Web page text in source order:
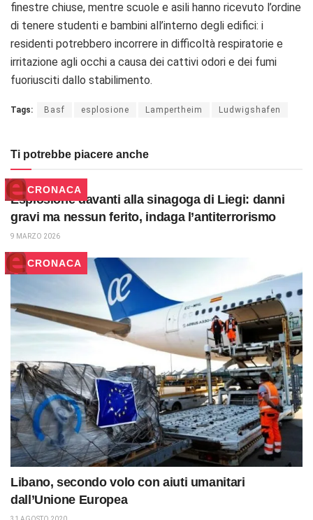
finestre chiuse, mentre scuole e asili hanno ricevuto l’ordine
di tenere studenti e bambini all’interno degli edifici: i
residenti potrebbero incorrere in difficoltà respiratorie e
irritazione agli occhi a causa dei cattivi odori e dei fumi
fuoriusciti dallo stabilimento.
Tags: Basf esplosione Lampertheim Ludwigshafen
Ti potrebbe piacere anche
CRONACA
Esplosione davanti alla sinagoga di Liegi: danni
gravi ma nessun ferito, indaga l’antiterrorismo
9 MARZO 2026
CRONACA
Libano, secondo volo con aiuti umanitari
dall’Unione Europea